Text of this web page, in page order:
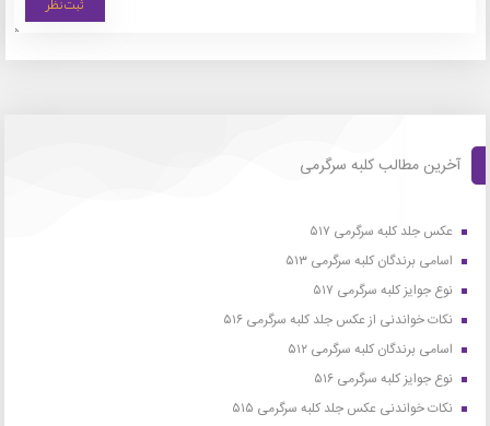
آخرین مطالب کلبه سرگرمی
عکس جلد کلبه سرگرمی ۵۱۷
اسامی برندگان کلبه سرگرمی ۵۱۳
نوع جوایز کلبه سرگرمی ۵۱۷
نکات خواندنی از عکس جلد کلبه سرگرمی ۵۱۶
اسامی برندگان کلبه سرگرمی ۵۱۲
نوع جوایز کلبه سرگرمی ۵۱۶
نکات خواندنی عکس جلد کلبه سرگرمی ۵۱۵